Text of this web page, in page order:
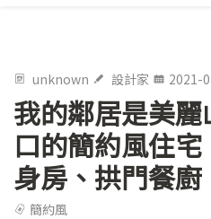
unknown 設計家 2021-
我的鄰居是美
口的簡約風住
身房、拱門餐廚
簡約風